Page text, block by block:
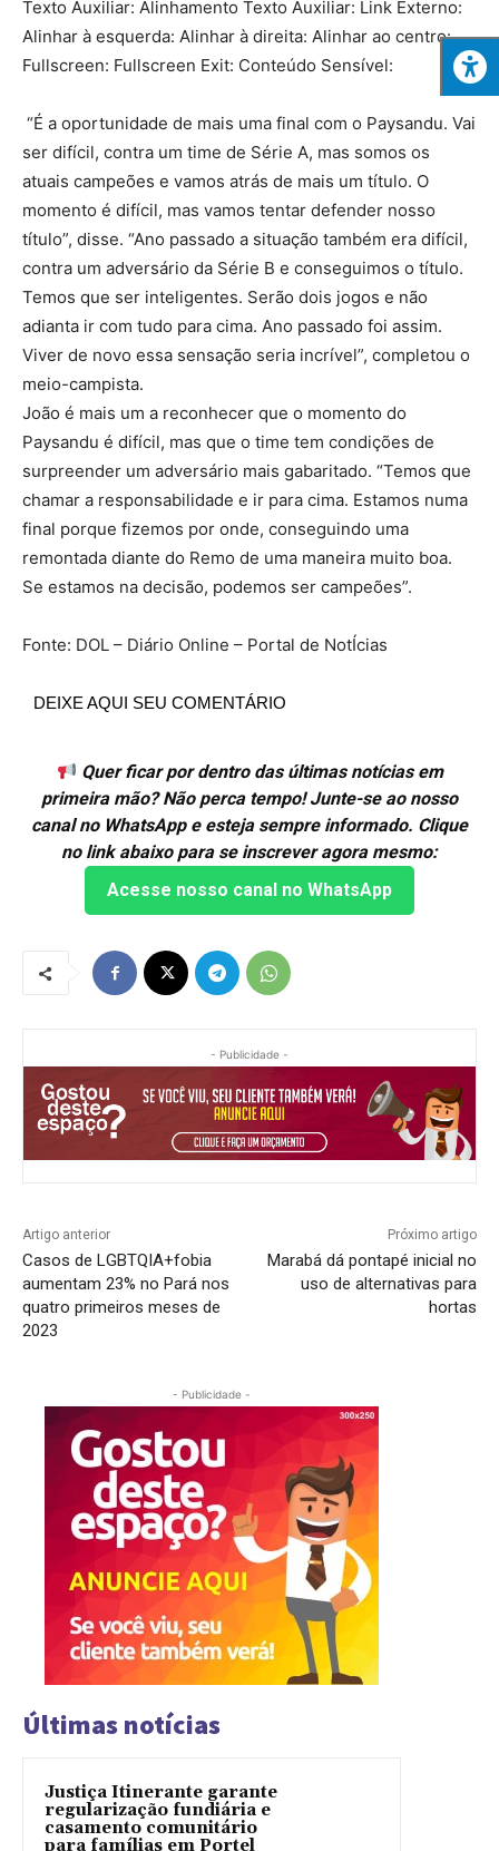
Texto Auxiliar: Alinhamento Texto Auxiliar: Link Externo:
Alinhar à esquerda: Alinhar à direita: Alinhar ao centro:
Fullscreen: Fullscreen Exit: Conteúdo Sensível:
“É a oportunidade de mais uma final com o Paysandu. Vai
ser difícil, contra um time de Série A, mas somos os
atuais campeões e vamos atrás de mais um título. O
momento é difícil, mas vamos tentar defender nosso
título”, disse. “Ano passado a situação também era difícil,
contra um adversário da Série B e conseguimos o título.
Temos que ser inteligentes. Serão dois jogos e não
adianta ir com tudo para cima. Ano passado foi assim.
Viver de novo essa sensação seria incrível”, completou o
meio-campista.
João é mais um a reconhecer que o momento do
Paysandu é difícil, mas que o time tem condições de
surpreender um adversário mais gabaritado. “Temos que
chamar a responsabilidade e ir para cima. Estamos numa
final porque fizemos por onde, conseguindo uma
remontada diante do Remo de uma maneira muito boa.
Se estamos na decisão, podemos ser campeões”.
Fonte: DOL – Diário Online – Portal de NotÍcias
DEIXE AQUI SEU COMENTÁRIO
Quer ficar por dentro das últimas notícias em
primeira mão? Não perca tempo! Junte-se ao nosso
canal no WhatsApp e esteja sempre informado. Clique
no link abaixo para se inscrever agora mesmo:
Acesse nosso canal no WhatsApp
- Publicidade -
Artigo anterior
Casos de LGBTQIA+fobia
aumentam 23% no Pará nos
quatro primeiros meses de
2023
Próximo artigo
Marabá dá pontapé inicial no
uso de alternativas para
hortas
- Publicidade -
Últimas notícias
Justiça Itinerante garante
regularização fundiária e
casamento comunitário
para famílias em Portel